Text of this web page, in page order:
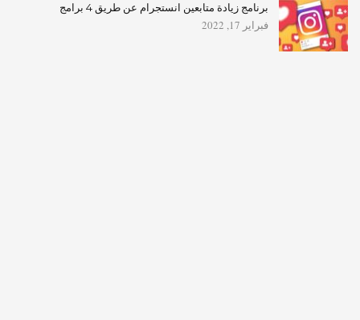
برنامج زيادة متابعين انستجرام عن طريق 4 برامج
فبراير 17, 2022